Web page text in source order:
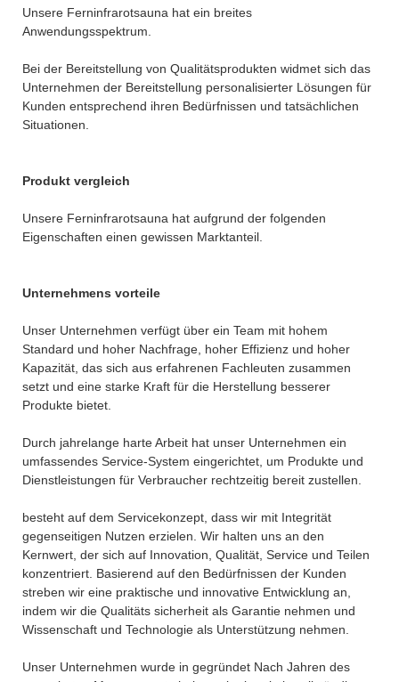
Unsere Ferninfrarotsauna hat ein breites
Anwendungsspektrum.
Bei der Bereitstellung von Qualitätsprodukten widmet sich das
Unternehmen der Bereitstellung personalisierter Lösungen für
Kunden entsprechend ihren Bedürfnissen und tatsächlichen
Situationen.
Produkt vergleich
Unsere Ferninfrarotsauna hat aufgrund der folgenden
Eigenschaften einen gewissen Marktanteil.
Unternehmens vorteile
Unser Unternehmen verfügt über ein Team mit hohem
Standard und hoher Nachfrage, hoher Effizienz und hoher
Kapazität, das sich aus erfahrenen Fachleuten zusammen
setzt und eine starke Kraft für die Herstellung besserer
Produkte bietet.
Durch jahrelange harte Arbeit hat unser Unternehmen ein
umfassendes Service-System eingerichtet, um Produkte und
Dienstleistungen für Verbraucher rechtzeitig bereit zustellen.
besteht auf dem Servicekonzept, dass wir mit Integrität
gegenseitigen Nutzen erzielen. Wir halten uns an den
Kernwert, der sich auf Innovation, Qualität, Service und Teilen
konzentriert. Basierend auf den Bedürfnissen der Kunden
streben wir eine praktische und innovative Entwicklung an,
indem wir die Qualitäts sicherheit als Garantie nehmen und
Wissenschaft und Technologie als Unterstützung nehmen.
Unser Unternehmen wurde in gegründet Nach Jahren des